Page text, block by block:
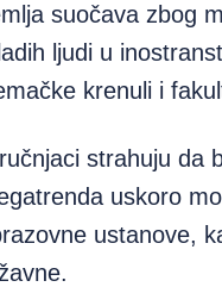
suočava zbog
ljudi u
krenuli i
strahuju da
uskoro
ustanove,